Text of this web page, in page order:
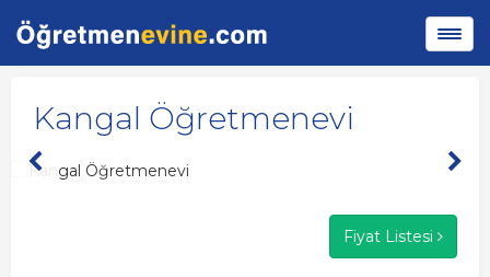
Kangal Öğretmenevi
Fiyat Listesi